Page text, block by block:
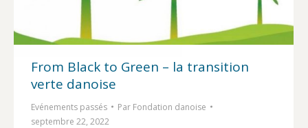
From Black to Green – la transition
verte danoise
Evénements passés Par Fondation danoise
septembre 22, 2022